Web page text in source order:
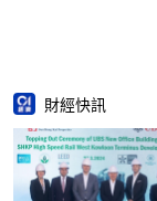
財經快訊